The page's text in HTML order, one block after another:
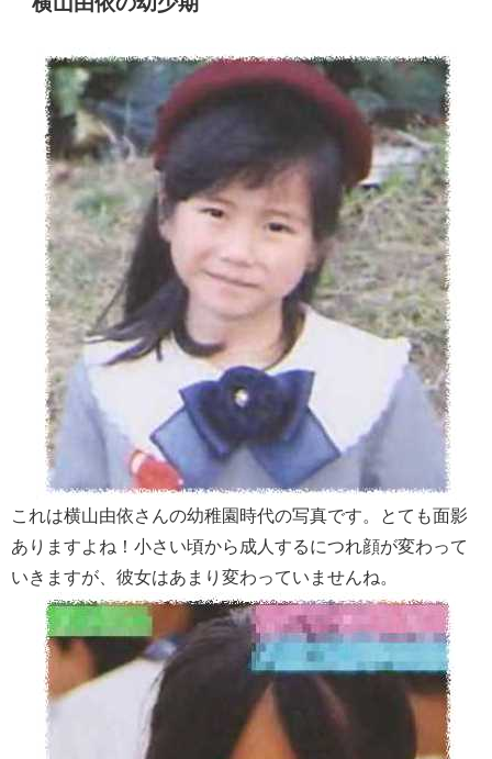
これは横山由依さんの幼稚園時代の写真です。とても面影
ありますよね！小さい頃から成人するにつれ顔が変わって
いきますが、彼女はあまり変わっていませんね。